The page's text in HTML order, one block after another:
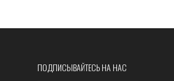
ПОДПИСЫВАЙТЕСЬ НА НАС